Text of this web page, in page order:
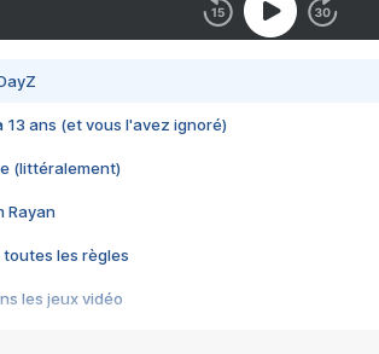
13 ans (et vous l'avez ignoré)
(littéralement)
Rayan
toutes les règles
les jeux vidéo